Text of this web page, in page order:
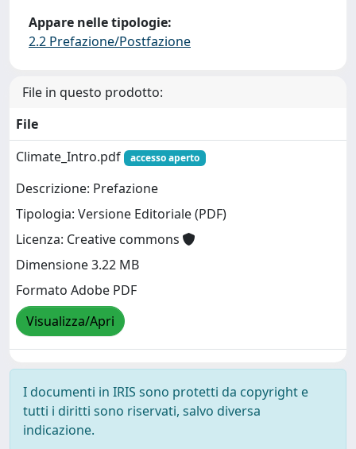
Appare nelle tipologie:
2.2 Prefazione/Postfazione
File in questo prodotto:
File
Climate_Intro.pdf
accesso aperto
Descrizione: Prefazione
Tipologia: Versione Editoriale (PDF)
Licenza: Creative commons
Dimensione 3.22 MB
Formato Adobe PDF
Visualizza/Apri
I documenti in IRIS sono protetti da copyright e
tutti i diritti sono riservati, salvo diversa
indicazione.